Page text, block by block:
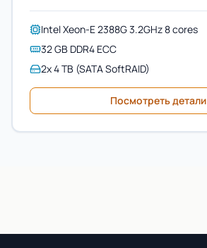
Intel Xeon-E 2388G 3.2GHz 8 cores
32 GB DDR4 ECC
2x 4 TB (SATA SoftRAID)
Посмотреть детали